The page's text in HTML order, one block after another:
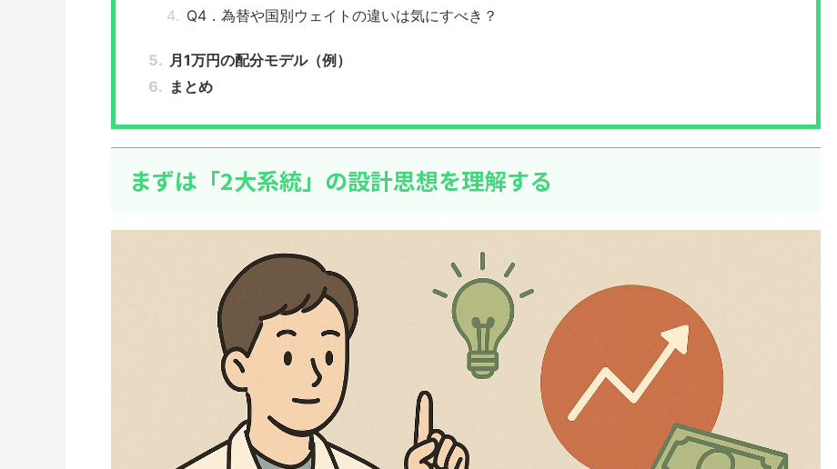
Q4．為替や国別ウェイトの違いは気にすべき？
月1万円の配分モデル（例）
まとめ
まずは「2大系統」の設計思想を理解する